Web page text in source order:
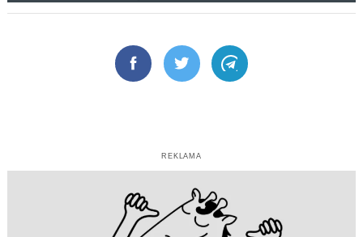
FacebookTwitter Telegram
REKLAMA